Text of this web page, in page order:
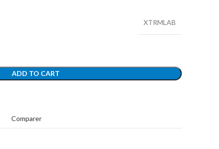
XTRMLAB
ADD TO CART
Comparer